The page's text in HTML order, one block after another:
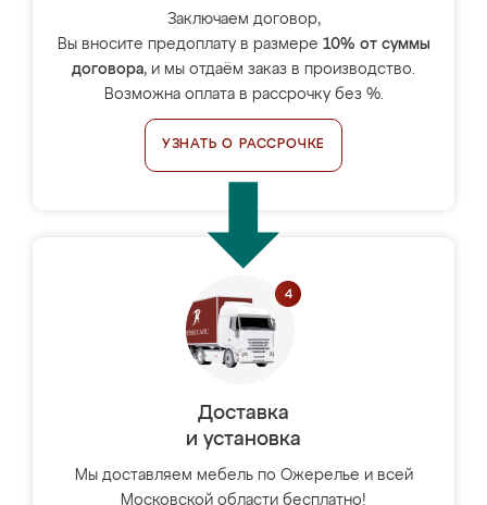
Заключаем договор,
Вы вносите предоплату в размере 10% от суммы
договора, и мы отдаём заказ в производство.
Возможна оплата в рассрочку без %.
УЗНАТЬ О РАССРОЧКЕ
Доставка
и установка
Мы доставляем мебель по Ожерелье и всей
Московской области бесплатно!